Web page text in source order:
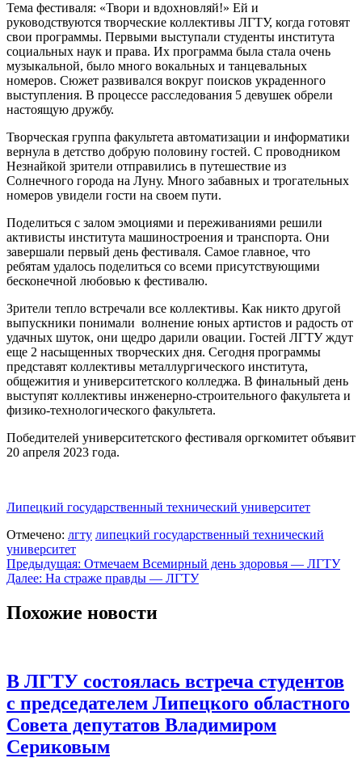
Тема фестиваля: «Твори и вдохновляй!» Ей и
руководствуются творческие коллективы ЛГТУ, когда готовят
свои программы. Первыми выступали студенты института
социальных наук и права. Их программа была стала очень
музыкальной, было много вокальных и танцевальных
номеров. Сюжет развивался вокруг поисков украденного
выступления. В процессе расследования 5 девушек обрели
настоящую дружбу.
Творческая группа факультета автоматизации и информатики
вернула в детство добрую половину гостей. С проводником
Незнайкой зрители отправились в путешествие из
Солнечного города на Луну. Много забавных и трогательных
номеров увидели гости на своем пути.
Поделиться с залом эмоциями и переживаниями решили
активисты института машиностроения и транспорта. Они
завершали первый день фестиваля. Самое главное, что
ребятам удалось поделиться со всеми присутствующими
бесконечной любовью к фестивалю.
Зрители тепло встречали все коллективы. Как никто другой
выпускники понимали волнение юных артистов и радость от
удачных шуток, они щедро дарили овации. Гостей ЛГТУ ждут
еще 2 насыщенных творческих дня. Сегодня программы
представят коллективы металлургического института,
общежития и университетского колледжа. В финальный день
выступят коллективы инженерно-строительного факультета и
физико-технологического факультета.
Победителей университетского фестиваля оргкомитет объявит
20 апреля 2023 года.
Липецкий государственный технический университет
Отмечено: лгту липецкий государственный технический
университет
Навигация
по
записям
Предыдущая: Отмечаем Всемирный день здоровья — ЛГТУ
Далее: На страже правды — ЛГТУ
Похожие новости
В ЛГТУ состоялась встреча студентов
с председателем Липецкого областного
Совета депутатов Владимиром
Сериковым